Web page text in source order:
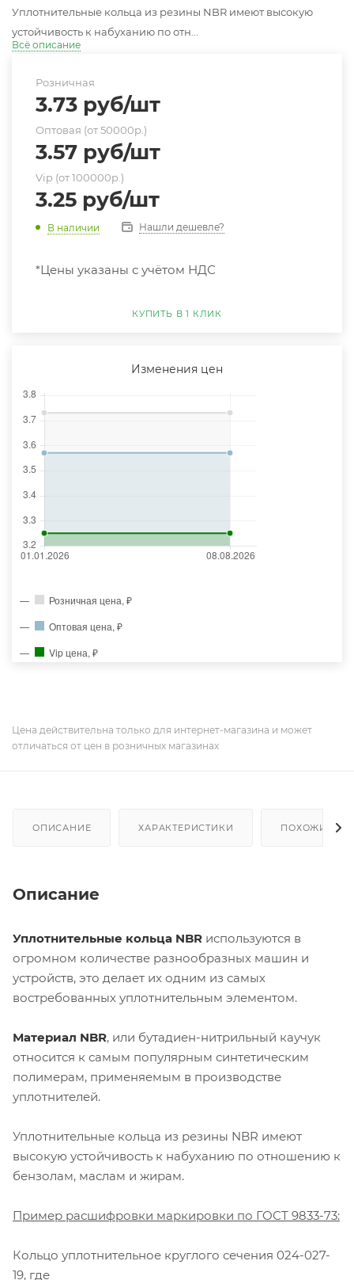
Уплотнительные кольца из резины NBR имеют высокую
устойчивость к набуханию по отн...
Всё описание
Розничная
3.73 руб/шт
Оптовая (от 50000р.)
3.57 руб/шт
Vip (от 100000р.)
3.25 руб/шт
В наличии Нашли дешевле?
*Цены указаны с учётом НДС
КУПИТЬ В 1 КЛИК
Изменения цен
Розничная цена, ₽
Оптовая цена, ₽
Vip цена, ₽
Цена действительна только для интернет-магазина и может
отличаться от цен в розничных магазинах
ОПИСАНИЕ ХАРАКТЕРИСТИКИ ПОХОЖИЕ
Описание
Уплотнительные кольца NBR используются в
огромном количестве разнообразных машин и
устройств, это делает их одним из самых
востребованных уплотнительным элементом.
Материал NBR, или бутадиен-нитрильный каучук
относится к самым популярным синтетическим
полимерам, применяемым в производстве
уплотнителей.
Уплотнительные кольца из резины NBR имеют
высокую устойчивость к набуханию по отношению к
бензолам, маслам и жирам.
Пример расшифровки маркировки по ГОСТ 9833-73:
Кольцо уплотнительное круглого сечения 024-027-
19, где